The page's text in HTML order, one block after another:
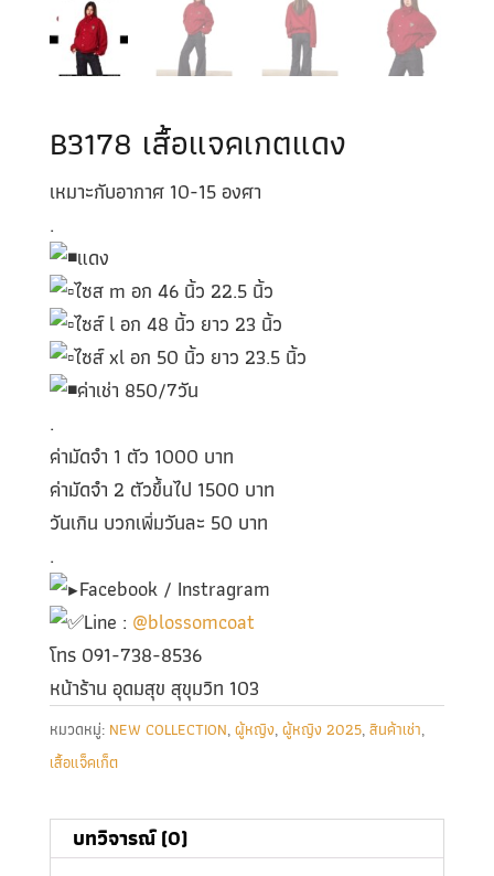
B3178 เสื้อแจคเกตแดง
เหมาะกับอากาศ 10-15 องศา
.
แดง
ไซส m อก 46 นิ้ว 22.5 นิ้ว
ไซส์ l อก 48 นิ้ว ยาว 23 นิ้ว
ไซส์ xl อก 50 นิ้ว ยาว 23.5 นิ้ว
ค่าเช่า 850/7วัน
.
ค่ามัดจำ 1 ตัว 1000 บาท
ค่ามัดจำ 2 ตัวขึ้นไป 1500 บาท
วันเกิน บวกเพิ่มวันละ 50 บาท
.
Facebook / Instragram
Line : @blossomcoat
โทร 091-738-8536
หน้าร้าน อุดมสุข สุขุมวิท 103
หมวดหมู่: NEW COLLECTION,ผู้หญิง,ผู้หญิง 2025,สินค้าเช่า,
เสื้อแจ็คเก็ต
บทวิจารณ์ (0)